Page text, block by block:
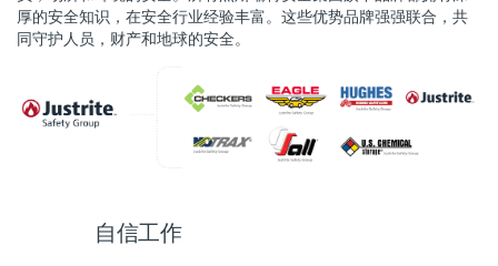
厚的安全知识，在安全行业经验丰富。这些优势品牌强强联合，共
同守护人员，财产和地球的安全。
自信工作